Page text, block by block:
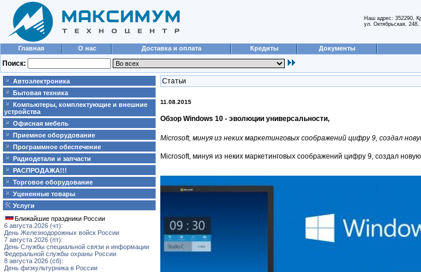
Наш адрес: 352290,
ул. Октябрьская,
Главная О нас Доставка и оплата Кредиты Документы
Поиск:
Автоэлектроника
Бытовая техника
Компьютеры, комплектующие и внешние
устройства
Офисная мебель
Приемное оборудование
Программное обеспечение
Радиодетали и запчасти
РАСПРОДАЖА!!!
Торговое оборудование
Уцененные товары
Услуги
Ближайшие праздники России
6 августа 2026 (чт):
День Железнодорожных войск России
7 августа 2026 (пт):
День Службы специальной связи и информации
Федеральной службы охраны России
8 августа 2026 (сб):
День физкультурника в России
Статьи
11.08.2015
Обзор Windows 10 - эволюции универсальности,
Microsoft, минуя из неких маркетинговых соображений цифру 9, создал
​Microsoft, минуя из неких маркетинговых соображений цифру 9, создал